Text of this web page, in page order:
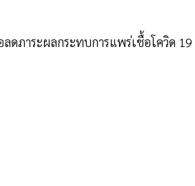
ลดภาระผลกระทบการแพร่เชื้อโควิด 19